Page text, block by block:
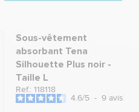
Sous-vêtement
absorbant Tena
Silhouette Plus noir -
Taille L
Ref.: 118118
4.6/5 - 9 avis